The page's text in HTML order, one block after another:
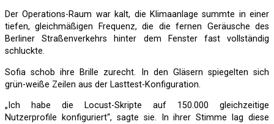
Der Operations-Raum war kalt, die Klimaanlage summte in einer
tiefen, gleichmäßigen Frequenz, die die fernen Geräusche des
Berliner Straßenverkehrs hinter dem Fenster fast vollständig
schluckte.
Sofia schob ihre Brille zurecht. In den Gläsern spiegelten sich
grün-weiße Zeilen aus der Lasttest-Konfiguration.
„Ich habe die Locust-Skripte auf 150.000 gleichzeitige
Nutzerprofile konfiguriert“, sagte sie. In ihrer Stimme lag diese